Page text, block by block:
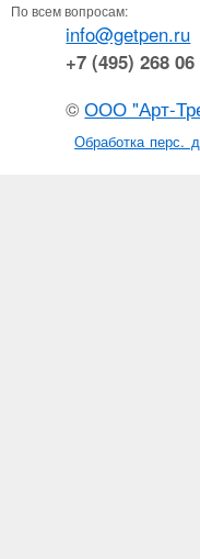
По всем вопросам:
info@getpen.ru
+7 (495) 268 06
©ООО "Арт-
Обработка перс.